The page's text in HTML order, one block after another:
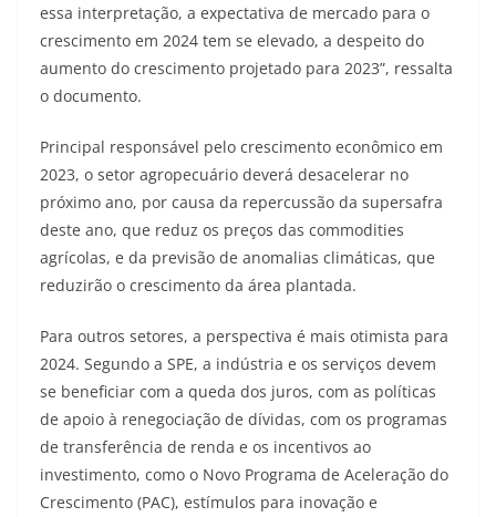
essa interpretação, a expectativa de mercado para o
crescimento em 2024 tem se elevado, a despeito do
aumento do crescimento projetado para 2023”, ressalta
o documento.
Principal responsável pelo crescimento econômico em
2023, o setor agropecuário deverá desacelerar no
próximo ano, por causa da repercussão da supersafra
deste ano, que reduz os preços das commodities
agrícolas, e da previsão de anomalias climáticas, que
reduzirão o crescimento da área plantada.
Para outros setores, a perspectiva é mais otimista para
2024. Segundo a SPE, a indústria e os serviços devem
se beneficiar com a queda dos juros, com as políticas
de apoio à renegociação de dívidas, com os programas
de transferência de renda e os incentivos ao
investimento, como o Novo Programa de Aceleração do
Crescimento (PAC), estímulos para inovação e